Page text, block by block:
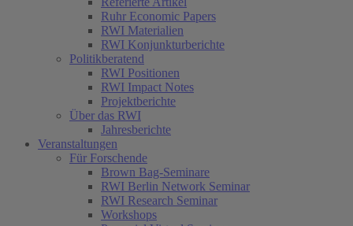
Ruhr Economic Papers
RWI Materialien
RWI Konjunkturberichte
Politikberatend
RWI Positionen
RWI Impact Notes
Projektberichte
Über das RWI
Jahresberichte
Veranstaltungen
Für Forschende
Brown Bag-Seminare
RWI Berlin Network Seminar
RWI Research Seminar
Workshops